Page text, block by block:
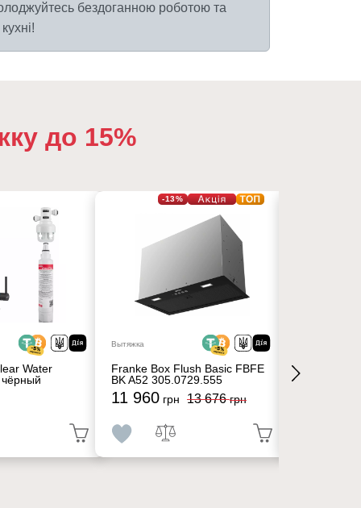
бездоганною роботою та
до 15%
Water
-13%
Вытяжка
Franke Box Flush Basic FBFE
BK A52 305.0729.555
11 960 грн 13 676грн
Franke Box
BK A70